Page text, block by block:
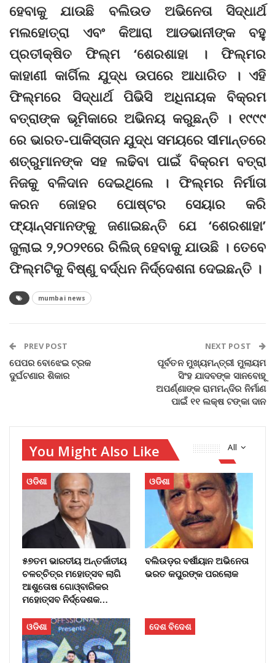
ହେବାକୁ ଯାଉଛି ବଲିଉଡ ଅଭିନେତା ସିଦ୍ଧାର୍ଥ
ମଲହୋତ୍ରା ଏବଂ କିଆରା ଆଡଭାନୀଙ୍କ ବହୁ
ପ୍ରତୀକ୍ଷିତ ଫିଲ୍ମ ‘ଶେରଶାହା । ଫିଲ୍ମର
କାହାଣୀ କାର୍ଗିଲ ଯୁଦ୍ଧ ଉପରେ ଆଧାରିତ । ଏହି
ଫିଲ୍ମରେ ସିଦ୍ଧାର୍ଥ ପିଭିସି ଅଧିନାୟକ ବିକ୍ରମ
ବତ୍ରାଙ୍କ ଭୂମିକାରେ ଅଭିନୟ କରୁଛନ୍ତି । ୧୯୯୯
ରେ ଭାରତ-ପାକିସ୍ତାନ ଯୁଦ୍ଧ ସମୟରେ ସୀମାନ୍ତରେ
ଶତ୍ରୁମାନଙ୍କ ସହ ଲଢିବା ପାଇଁ ବିକ୍ରମ ବତ୍ରା
ନିଜକୁ ବଳିଦାନ ଦେଇଥିଲେ । ଫିଲ୍ମର ନିର୍ମାତା
କରନ ଜୋହର ପୋଷ୍ଟର ସେୟାର କରି
ଫ୍ୟାନ୍ସମାନଙ୍କୁ ଜଣାଇଛନ୍ତି ଯେ ‘ଶେରଶାହା’
ଜୁଲାଇ ୨,୨୦୨୧ରେ ରିଲିଜ୍ ହେବାକୁ ଯାଉଛି । ତେବେ
ଫିଲ୍ମଟିକୁ ବିଷ୍ଣୁ ବର୍ଦ୍ଧନ ନିର୍ଦ୍ଦେଶନା ଦେଇଛନ୍ତି ।
mumbai news
PREV POST
ପେପର ବୋଝେଇ ଟ୍ରକ
ଦୁର୍ଘଟଣାର ଶିକାର
NEXT POST
ପୂର୍ବତନ ମୁଖ୍ୟମନ୍ତ୍ରୀ ମୁଲାୟମ
ସିଂହ ଯାଦବଙ୍କ ସାନବୋହୂ
ଅପର୍ଣ୍ଣାଙ୍କ ରାମମନ୍ଦିର ନିର୍ମାଣ
ପାଇଁ ୧୧ ଲକ୍ଷ ଟଙ୍କା ଦାନ
All
You Might Also Like
ଓଡିଶା
୫୭ତମ ଭାରତୀୟ ଅନ୍ତର୍ଜାତୀୟ
ଚଳଚ୍ଚିତ୍ର ମହୋତ୍ସବ ଲାଗି
ଆଶୁତୋଷ ଗୋଓ୍ବାରିକର
ମହୋତ୍ସବ ନିର୍ଦ୍ଦେଶକ…
ଓଡିଶା
ବଲିଉଡ଼ର ବର୍ଷୀୟାନ ଅଭିନେତା
ଭରତ କପୁରଙ୍କ ପରଲୋକ
ଓଡିଶା ଦେଶ ବିଦେଶ